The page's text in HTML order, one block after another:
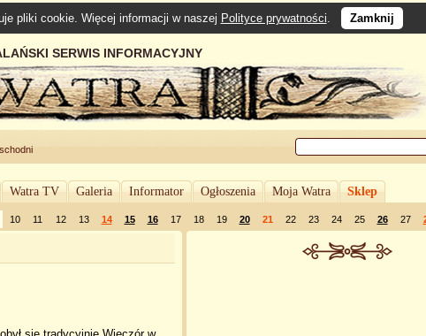
pliki cookie. Więcej informacji w naszej Polityce prywatności. Zamknij
SERWIS INFORMACYJNY
Watra TV Galeria Informator Ogłoszenia Moja Watra Sklep
10 11 12 13 14 15 16 17 18 19 20 21 22 23 24 25 26 27